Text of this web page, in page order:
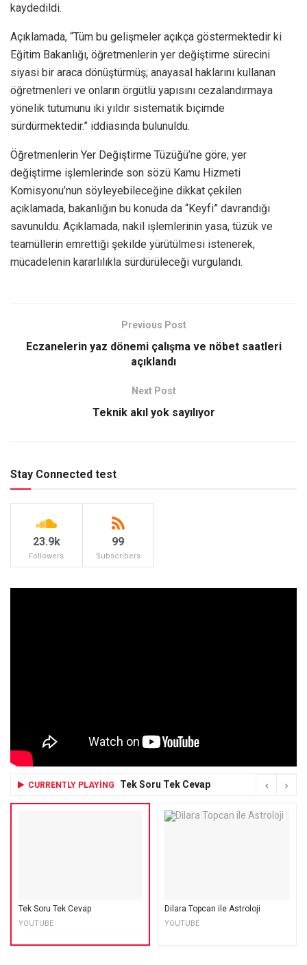
kaydedildi.
Açıklamada, “Tüm bu gelişmeler açıkça göstermektedir ki
Eğitim Bakanlığı, öğretmenlerin yer değiştirme sürecini
siyasi bir araca dönüştürmüş; anayasal haklarını kullanan
öğretmenleri ve onların örgütlü yapısını cezalandırmaya
yönelik tutumunu iki yıldır sistematik biçimde
sürdürmektedir.” iddiasında bulunuldu.
Öğretmenlerin Yer Değiştirme Tüzüğü’ne göre, yer
değiştirme işlemlerinde son sözü Kamu Hizmeti
Komisyonu’nun söyleyebileceğine dikkat çekilen
açıklamada, bakanlığın bu konuda da “Keyfi” davrandığı
savunuldu. Açıklamada, nakil işlemlerinin yasa, tüzük ve
teamüllerin emrettiği şekilde yürütülmesi istenerek,
mücadelenin kararlılıkla sürdürüleceği vurgulandı.
Previous Post
Eczanelerin yaz dönemi çalışma ve nöbet saatleri
açıklandı
Next Post
Teknik akıl yok sayılıyor
Stay Connected test
23.9k
Followers
99
Subscribers
CURRENTLY PLAYING Tek Soru Tek Cevap
Tek Soru Tek Cevap
YOUTUBE
Dilara Topcan ile Astroloji
YOUTUBE